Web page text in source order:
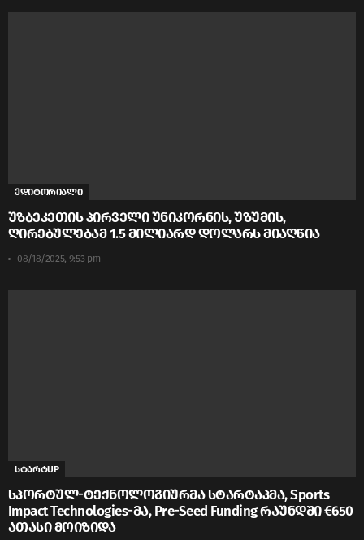
ედიტორიალი
უზბეკეთის პირველი უნიკორნის, უზუმის,
ღირებულებამ 1.5 მილიარდ დოლარს მიაღწია
08/18/2025, 9:53 pm
სტარტUP
სპორტულ-ტექნოლოგიურმა სტარტაპმა, Sports
Impact Technologies-მა, Pre-Seed Funding რაუნდში €650
ათასი მოიზიდა